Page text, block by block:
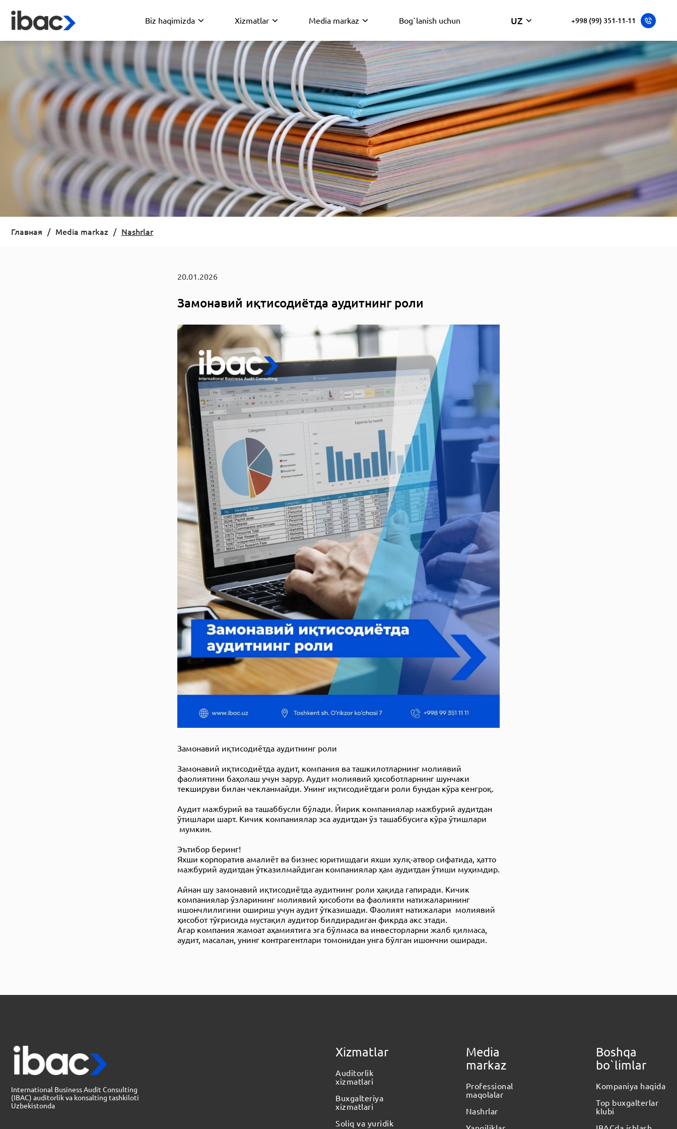
Biz haqimizda Xizmatlar Media markaz Bog`lanish uchun UZ +998 (99) 351-11-11
Главная Media markaz Nashrlar
20.01.2026
Замонавий иқтисодиётда аудитнинг роли
Замонавий иқтисодиётда аудитнинг роли
Замонавий иқтисодиётда аудит, компания ва ташкилотларнинг молиявий
фаолиятини баҳолаш учун зарур. Аудит молиявий ҳисоботларнинг шунчаки
текшируви билан чекланмайди. Унинг иқтисодиётдаги роли бундан кўра кенгроқ.
Аудит мажбурий ва ташаббусли бўлади. Йирик компаниялар мажбурий аудитдан
ўтишлари шарт. Кичик компаниялар эса аудитдан ўз ташаббусига кўра ўтишлари
мумкин.
Эътибор беринг!
Яхши корпоратив амалиёт ва бизнес юритишдаги яхши хулқ-атвор сифатида, ҳатто
мажбурий aудитдан ўтказилмайдиган компаниялар ҳам аудитдан ўтиши муҳимдир.
Айнан шу замонавий иқтисодиётда аудитнинг роли ҳақида гапиради. Кичик
компаниялар ўзларининг молиявий ҳисоботи ва фаолияти натижаларининг
ишончлилигини ошириш учун аудит ўтказишади. Фаолият натижалари молиявий
ҳисобот тўғрисида мустақил аудитoр билдирадиган фикрда акс этади.
Агар компания жамоат аҳамиятига эга бўлмаса ва инвесторларни жалб қилмаса,
аудит, масалан, унинг контрагентлари томонидан унга бўлган ишончни оширади.
International Business Audit Consulting
(IBAC) auditorlik va konsalting tashkiloti
Uzbekistonda
Xizmatlar
Auditorlik
xizmatlari
Buxgalteriya
xizmatlari
Soliq va yuridik
Media
markaz
Professional
maqolalar
Nashrlar
Boshqa
bo`limlar
Kompaniya haqida
Top buxgalterlar
klubi